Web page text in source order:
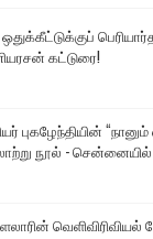
கட்டுரை!
புகழேந்தியின்
நூல் - சென்னையில்